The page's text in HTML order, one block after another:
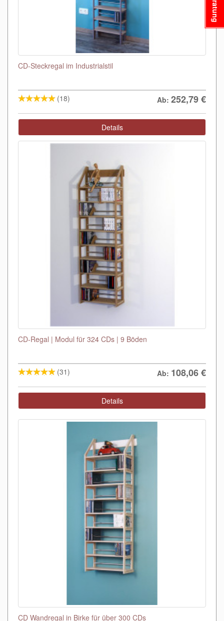
CD-Steckregal im Industrialstil
(18) Ab: 252,79€
Details
CD-Regal | Modul für 324 CDs | 9 Böden
(31) Ab: 108,06€
Details
CD Wandregal in Birke für über 300 CDs